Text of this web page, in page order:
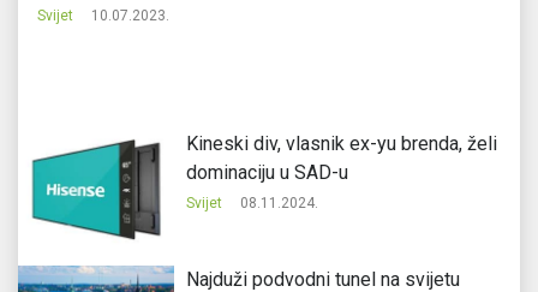
Svijet 10.07.2023.
Kineski div, vlasnik ex-yu brenda, želi
dominaciju u SAD-u
Svijet 08.11.2024.
Najduži podvodni tunel na svijetu